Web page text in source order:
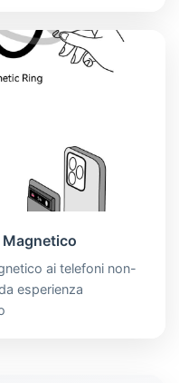
ai telefoni non-
esperienza